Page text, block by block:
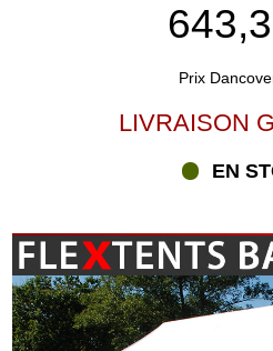
Prix
LIVRAISON
EN